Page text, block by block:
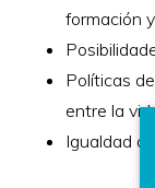
formación
Políticas
entre la
Igualdad